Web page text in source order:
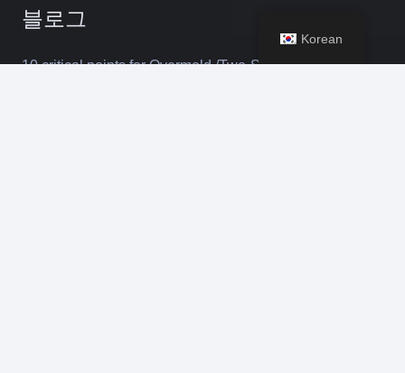
블로그
10 critical points for Overmold /Two-Shot / Insert Mold
Korean